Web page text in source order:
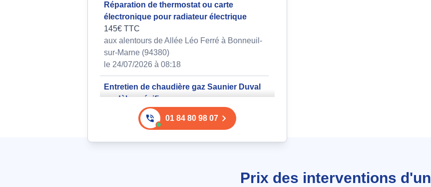
Réparation de thermostat ou carte
électronique pour radiateur électrique
145€ TTC
aux alentours de Allée Léo Ferré à Bonneuil-
sur-Marne (94380)
le 24/07/2026 à 08:18
Entretien de chaudière gaz Saunier Duval
modèle spécifique
aux alentours de Chemin du Morbras à
01 84 80 98 07
Prix des interventions d'un